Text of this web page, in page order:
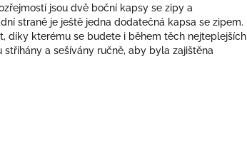
jsou dvě boční kapsy se zipy a
straně je ještě jedna dodatečná kapsa se zipem.
díky kterému se budete i během těch nejteplejších
a sešívány ručně, aby byla zajištěna